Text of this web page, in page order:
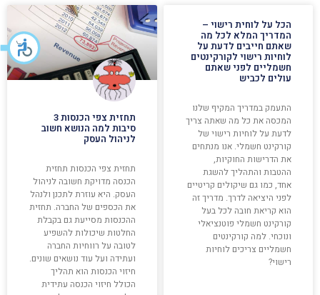
הכל על לוחית רישוי –
המדריך המלא לכל מה
שאתם חייבים לדעת על
לוחיות רישוי לקורקינטים
חשמליים לפני שאתם
עולים לכביש
התעמק במדריך המקיף שלנו
המכסה את כל מה שאתה צריך
לדעת על לוחיות רישוי של
קורקינט חשמלי. אנו מנתחים
את הדרישות החוקיות,
ההטבות והתהליך להשגת
אחד, כמו גם שיקולים קריטיים
לפני היציאה לדרך. מדריך זה
הוא קריאת חובה לכל בעל
קורקינט חשמלי פוטנציאלי
ונוכחי. למה קורקינטים
חשמליים צריכים לוחיות
רישוי?
תחזית צפי הכנסות 3
סיבות למה הנושא חשוב
לניהול העסק
תחזית צפי הכנסות תחזית
הכנסה מדויקת חשובה לניהול
העסק. היא עוזרת לתכנן ולנהל
את הכספים של החברה. תחזית
ההכנסות מסייעת גם בקבלת
החלטות שיכולות להשפיע
לטובה על רווחיות החברה
ועתידה ועל עוד נושאים שונים.
חיזוי הכנסות הוא תהליך
הכולל חיזוי הכנסה עתידית